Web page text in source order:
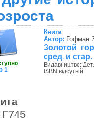
1
Книга
Автор: Гофман
Золотой
сред. и
Видавництво:
ISBN відсутній
Г745